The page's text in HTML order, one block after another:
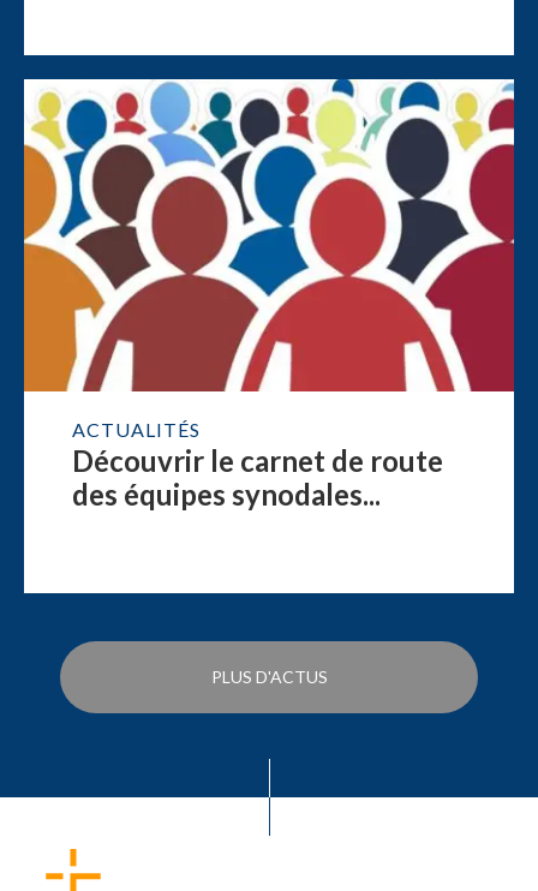
ACTUALITÉS
Découvrir le carnet de route
des équipes synodales...
PLUS D'ACTUS